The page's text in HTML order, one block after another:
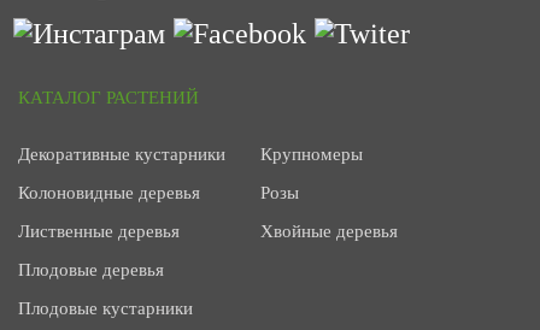
КАТАЛОГ РАСТЕНИЙ
Декоративные кустарники
Колоновидные деревья
Лиственные деревья
Плодовые деревья
Плодовые кустарники
Крупномеры
Розы
Хвойные деревья